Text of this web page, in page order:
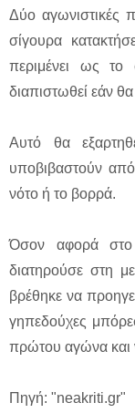
Δύο αγωνιστικές
σίγουρα
περιμένει ως
διαπιστωθεί εάν
Αυτό θα
υποβιβαστούν
νότο ή το βορρά.
Όσον αφορά στο
διατηρούσε στη
βρέθηκε να
γηπεδούχες
πρώτου αγώνα και
Πηγή: "neakriti.gr"